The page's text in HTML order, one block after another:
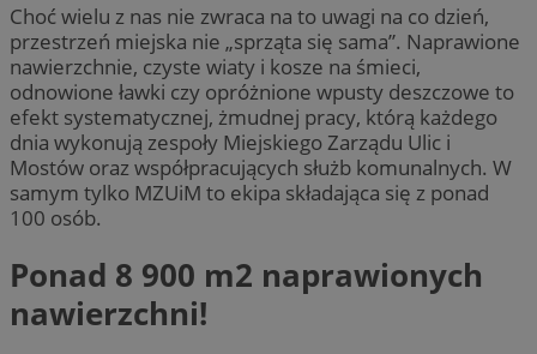
Choć wielu z nas nie zwraca na to uwagi na co dzień,
przestrzeń miejska nie „sprząta się sama”. Naprawione
nawierzchnie, czyste wiaty i kosze na śmieci,
odnowione ławki czy opróżnione wpusty deszczowe to
efekt systematycznej, żmudnej pracy, którą każdego
dnia wykonują zespoły Miejskiego Zarządu Ulic i
Mostów oraz współpracujących służb komunalnych. W
samym tylko MZUiM to ekipa składająca się z ponad
100 osób.
Ponad 8 900 m2 naprawionych
nawierzchni!